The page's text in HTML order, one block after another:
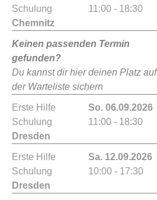
Schulung
Chemnitz
11:00 - 18:30
Keinen passenden Termin
gefunden?
Du kannst dir hier deinen Platz auf
der Warteliste sichern
Erste Hilfe
Schulung
Dresden
So. 06.09.2026
11:00 - 18:30
Erste Hilfe
Schulung
Dresden
Sa. 12.09.2026
10:00 - 17:30